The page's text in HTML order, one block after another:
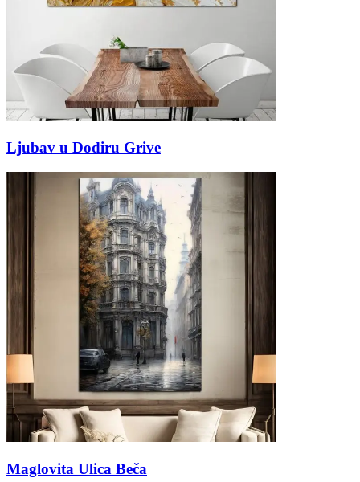
Ljubav u Dodiru Grive
Maglovita Ulica Beča